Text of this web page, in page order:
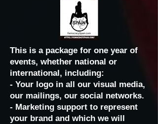
This is a package for one year of
events, whether national or
international, including:
- Your logo in all our visual media,
our mailings, our social networks.
- Marketing support to represent
your brand and which we will